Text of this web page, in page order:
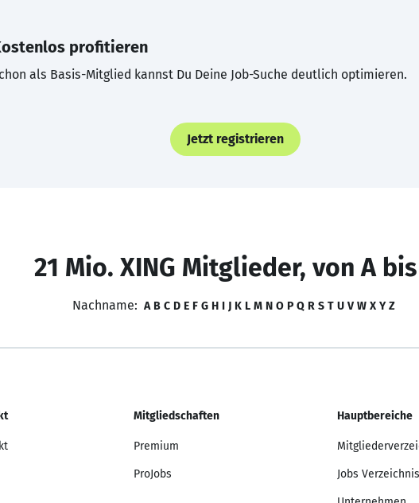
profitieren
als Basis-Mitglied kannst Du Deine Job-Suche deutlich optimieren.
Jetzt registrieren
21 Mio. XING Mitglieder, von A
Nachname: A B C D E F G H I J K L M N O P Q R S T U V W X Y Z
Mitgliedschaften
Premium
ProJobs
Hauptbereiche
Jobs Verzeichnis